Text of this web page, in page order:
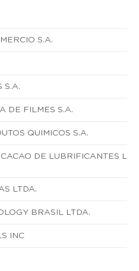
S.A.
S.A.
DE FILMES S.A.
QUIMICOS S.A.
DE LUBRIFICANTES L
LTDA.
BRASIL LTDA.
INC